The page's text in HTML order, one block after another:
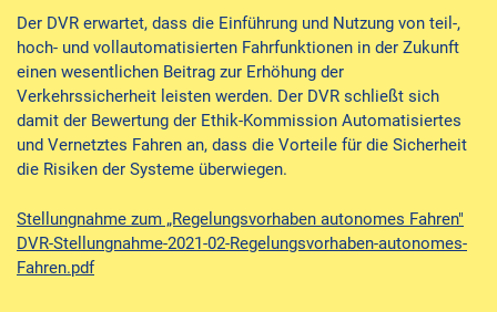
Der DVR erwartet, dass die Einführung und Nutzung von teil-,
hoch- und vollautomatisierten Fahrfunktionen in der Zukunft
einen wesentlichen Beitrag zur Erhöhung der
Verkehrssicherheit leisten werden. Der DVR schließt sich
damit der Bewertung der Ethik-Kommission Automatisiertes
und Vernetztes Fahren an, dass die Vorteile für die Sicherheit
die Risiken der Systeme überwiegen.
Stellungnahme zum „Regelungsvorhaben autonomes Fahren"
DVR-Stellungnahme-2021-02-Regelungsvorhaben-autonomes-
Fahren.pdf